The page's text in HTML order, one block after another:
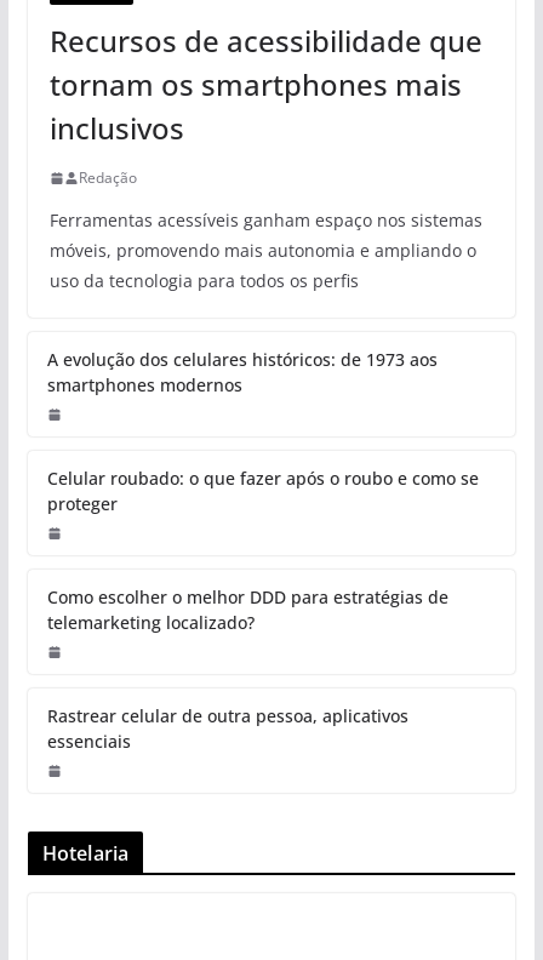
Recursos de acessibilidade que
tornam os smartphones mais
inclusivos
Redação
Ferramentas acessíveis ganham espaço nos sistemas
móveis, promovendo mais autonomia e ampliando o
uso da tecnologia para todos os perfis
A evolução dos celulares históricos: de 1973 aos
smartphones modernos
Celular roubado: o que fazer após o roubo e como se
proteger
Como escolher o melhor DDD para estratégias de
telemarketing localizado?
Rastrear celular de outra pessoa, aplicativos
essenciais
Hotelaria